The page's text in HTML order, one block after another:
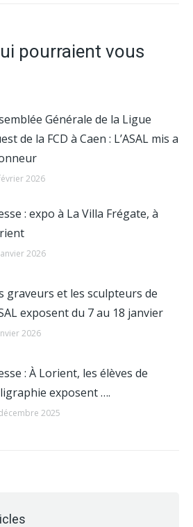
pourraient vous
Générale de la Ligue
de la FCD à Caen : L’ASAL mis a
2026
: expo à La Villa Frégate, à
2026
graveurs et les sculpteurs de
exposent du 7 au 18 janvier
2026
: À Lorient, les élèves de
exposent ….
2025